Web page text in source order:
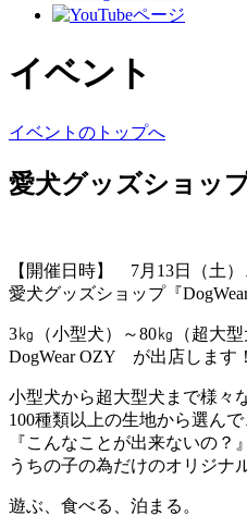
イベント
イベントのトップへ
愛犬グッズショッ
【開催日時】 7月13日（土
愛犬グッズショップ『
3㎏（小型犬）～80㎏（超大
DogWear OZY が出店します！
小型犬から超大型犬まで様々
100種類以上の生地から選ん
『こんなことが出来ないの？
うちの子の為だけのオリジナ
遊ぶ、食べる、泊まる。